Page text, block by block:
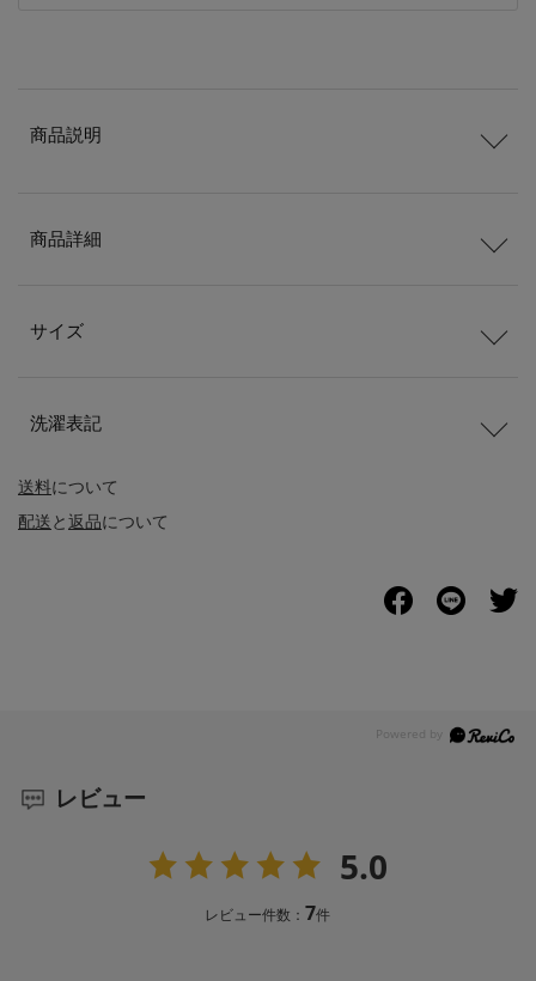
送料について
配送と返品について
商品説明
商品詳細
サイズ
洗濯表記
レビュー
5.0
レビュー件数：7件